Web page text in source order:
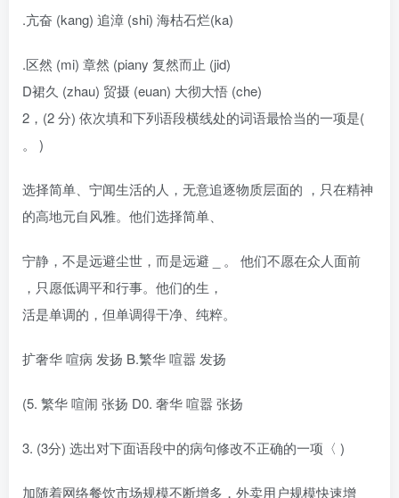
.亢奋 (kang) 追漳 (shi) 海枯石烂(ka)
.区然 (mi) 章然 (piany 复然而止 (jid)
D裙久 (zhau) 贸摄 (euan) 大彻大悟 (che)
2，(2 分) 依次填和下列语段横线处的词语最恰当的一项是(
。 )
选择简单、宁闻生活的人，无意追逐物质层面的 ，只在精神
的高地元自风雅。他们选择简单、
宁静，不是远避尘世，而是远避 _ 。 他们不愿在众人面前
，只愿低调平和行事。他们的生，
活是单调的，但单调得干净、纯粹。
扩奢华 喧病 发扬 B.繁华 喧嚣 发扬
(5. 繁华 喧闹 张扬 D0. 奢华 喧嚣 张扬
3. (3分) 选出对下面语段中的病句修改不正确的一项〈 )
加随着网络餐饮市场规模不断增多，外卖用户规模快速增